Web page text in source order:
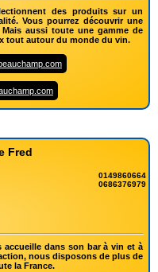
des produits sur un
Vous pourrez découvrir une
aussi toute une gamme de
tout autour du monde du vin.
Fred
0149860664
0686376979
accueille dans son bar à vin et à
nous disposons de plus de
la France.